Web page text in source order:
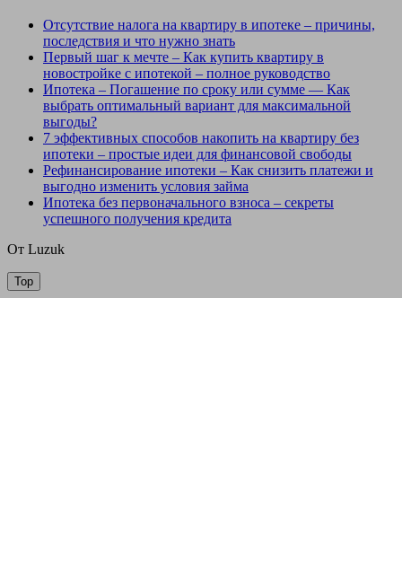
Отсутствие налога на квартиру в ипотеке – причины,
последствия и что нужно знать
Первый шаг к мечте – Как купить квартиру в
новостройке с ипотекой – полное руководство
Ипотека – Погашение по сроку или сумме — Как
выбрать оптимальный вариант для максимальной
выгоды?
7 эффективных способов накопить на квартиру без
ипотеки – простые идеи для финансовой свободы
Рефинансирование ипотеки – Как снизить платежи и
выгодно изменить условия займа
Ипотека без первоначального взноса – секреты
успешного получения кредита
От Luzuk
Top